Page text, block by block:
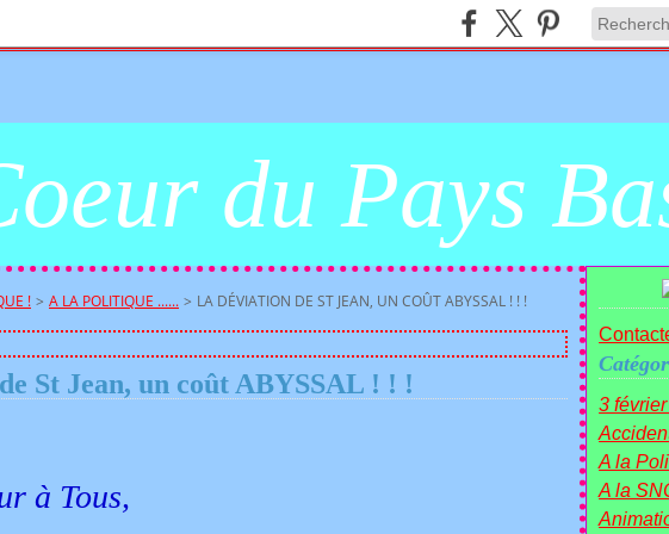
du Pays
! > A LA POLITIQUE ...... > LA DÉVIATION DE ST JEAN, UN COÛT ABYSSAL ! ! !
St Jean, un coût ABYSSAL ! ! !
Tous,
3
A la
A la